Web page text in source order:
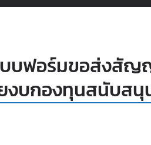
บฟอร์มขอส่งสัญ
บกองทุนสนับสนุ